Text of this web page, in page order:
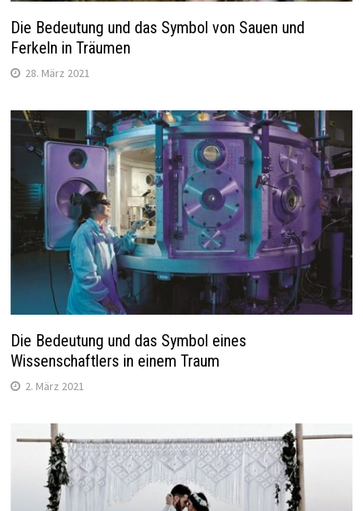
Die Bedeutung und das Symbol von Sauen und
Ferkeln in Träumen
28. März 2021
Die Bedeutung und das Symbol eines
Wissenschaftlers in einem Traum
2. März 2021